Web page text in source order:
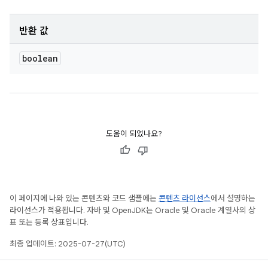
반환 값
boolean
도움이 되었나요?
이 페이지에 나와 있는 콘텐츠와 코드 샘플에는 콘텐츠 라이선스에서 설명하는
라이선스가 적용됩니다. 자바 및 OpenJDK는 Oracle 및 Oracle 계열사의 상
표 또는 등록 상표입니다.
최종 업데이트: 2025-07-27(UTC)